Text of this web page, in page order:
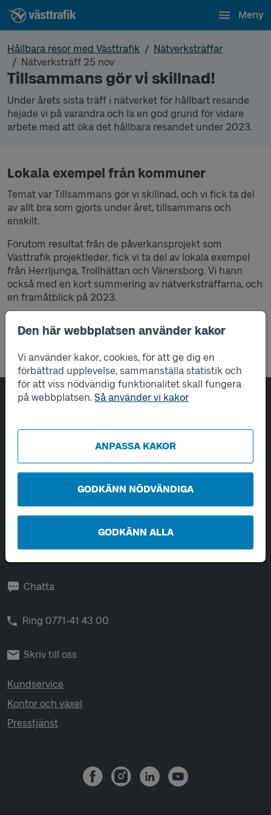
Den här webbplatsen använder kakor
Vi använder kakor, cookies, för att ge dig en
förbättrad upplevelse, sammanställa statistik och
för att viss nödvändig funktionalitet skall fungera
på webbplatsen. Så använder vi kakor
ANPASSA KAKOR
GODKÄNN NÖDVÄNDIGA
GODKÄNN ALLA
Meny
Hållbara resor med Västtrafik
Nätverksträffar
Nätverksträff 25 nov
Tillsammans gör vi skillnad!
Under årets sista träff i nätverket för hållbart resande
hejade vi på varandra och la en god grund för vidare
arbete med att öka det hållbara resandet under 2023.
Lokala exempel från kommuner
Temat var Tillsammans gör vi skillnad, och vi fick ta del
av allt bra som gjorts under året, tillsammans och
enskilt.
Förutom resultat från de påverkansprojekt som
Västtrafik projektleder, fick vi ta del av lokala exempel
från Herrljunga, Trollhättan och Vänersborg. Vi hann
också med en kort summering av nätverksträffarna, och
en framåtblick på 2023.
påkarin.ryberg@vasttrafik.se .
Sidfotsnavigering
Hantering av personuppgifter
Chatta
Ring 0771-41 43 00
Skriv till oss
Kundservice
Kontor och växel
Presstjänst